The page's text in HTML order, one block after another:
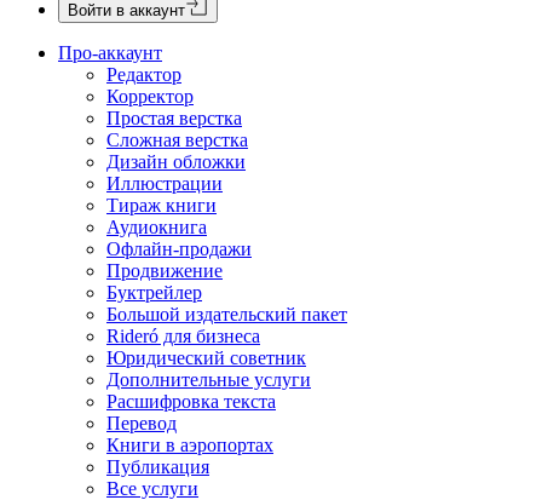
Войти в аккаунт
Про-аккаунт
Редактор
Корректор
Простая верстка
Сложная верстка
Дизайн обложки
Иллюстрации
Тираж книги
Аудиокнига
Офлайн-продажи
Продвижение
Буктрейлер
Большой издательский пакет
Rideró для бизнеса
Юридический советник
Дополнительные услуги
Расшифровка текста
Перевод
Книги в аэропортах
Публикация
Все услуги